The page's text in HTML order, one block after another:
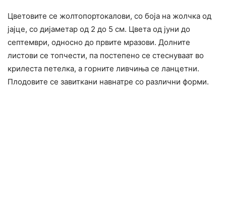
Цветовите се жолтопортокалови, со боја на жолчка од
јајце, со дијаметар од 2 до 5 см. Цвета од јуни до
септември, односно до првите мразови. Долните
листови се топчести, па постепено се стеснуваат во
крилеста петелка, а горните ливчиња се ланцетни.
Плодовите се завиткани навнатре со различни форми.